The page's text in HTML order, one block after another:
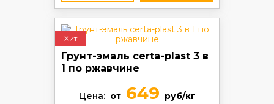
Хит
Грунт-эмаль certa-plast 3 в
1 по ржавчине
Цена: от649 руб/кг